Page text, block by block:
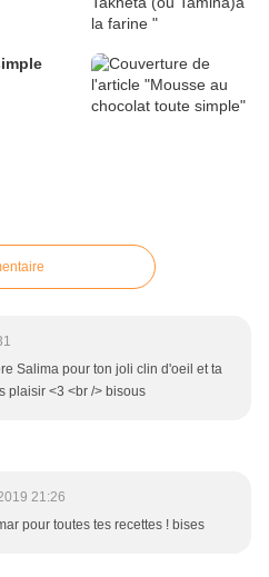
Salima pour ton joli clin d'oeil et ta
plaisir <3 <br /> bisous
21:26
pour toutes tes recettes ! bises